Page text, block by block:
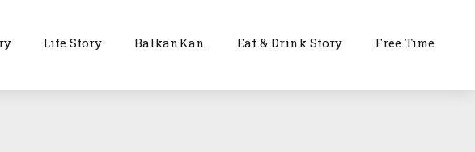
Life Story BalkanKan Eat & Drink Story Free Time